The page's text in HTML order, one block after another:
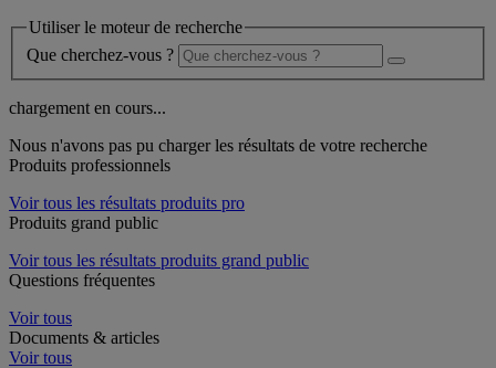
Utiliser le moteur de recherche
Que cherchez-vous ?
chargement en cours...
Nous n'avons pas pu charger les résultats de votre recherche
Produits professionnels
Voir tous les résultats produits pro
Produits grand public
Voir tous les résultats produits grand public
Questions fréquentes
Voir tous
Documents & articles
Voir tous